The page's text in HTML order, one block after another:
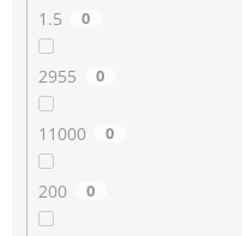
1.5 0
2955 0
11000 0
200 0